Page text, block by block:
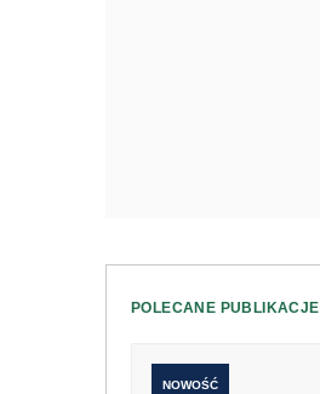
POLECANE PUBLIKACJE
NOWOŚĆ